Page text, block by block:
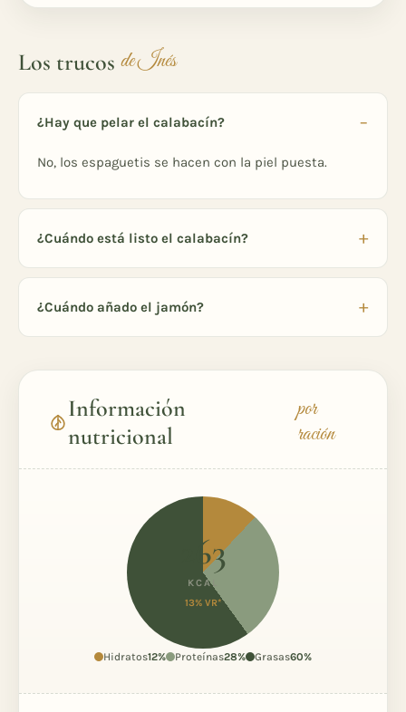
Los trucos de Inés
¿Hay que pelar el calabacín?
No, los espaguetis se hacen con la piel puesta.
¿Cuándo está listo el calabacín?
¿Cuándo añado el jamón?
Información
nutricional
por
ración
263
KCAL
13% VR*
Hidratos12% Proteínas28% Grasas60%